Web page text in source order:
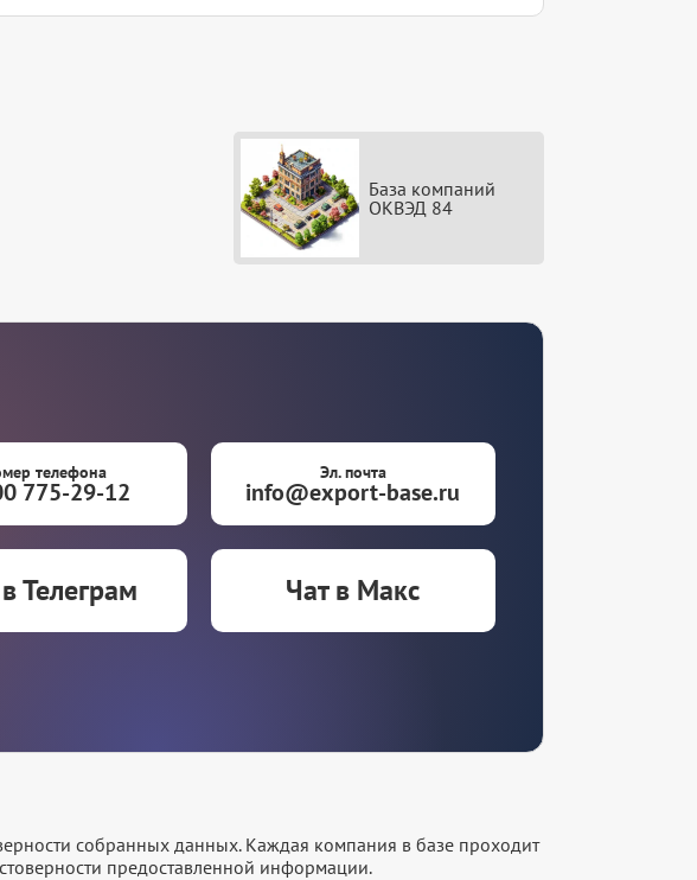
База компаний
ОКВЭД 84
телефона
775-29-12
Эл. почта
info@export-base.ru
Телеграм Чат в Макс
собранных данных. Каждая компания в базе проходит
предоставленной информации.